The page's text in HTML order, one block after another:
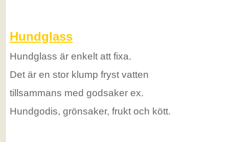
Hundglass
Hundglass är enkelt att fixa.
Det är en stor klump fryst vatten
tillsammans med godsaker ex.
Hundgodis, grönsaker, frukt och kött.